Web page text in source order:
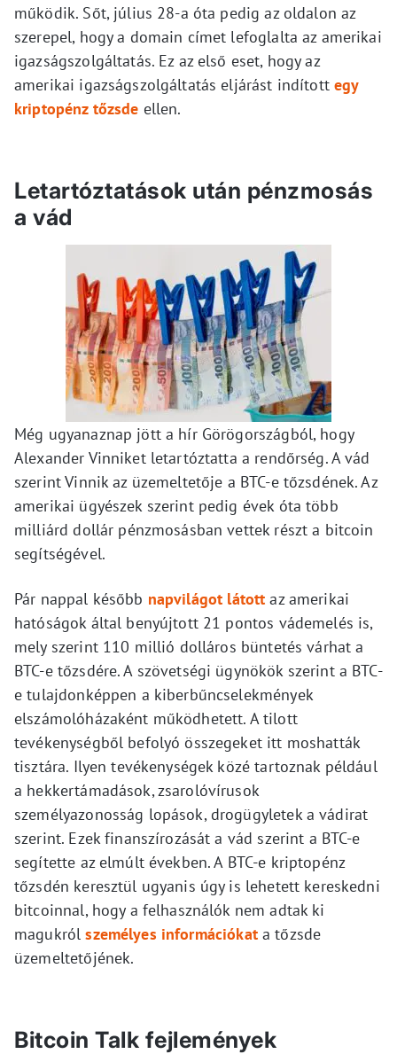
működik. Sőt, július 28-a óta pedig az oldalon az
szerepel, hogy a domain címet lefoglalta az amerikai
igazságszolgáltatás. Ez az első eset, hogy az
amerikai igazságszolgáltatás eljárást indítottegy
kriptopénz tőzsde ellen.
Letartóztatások után pénzmosás
a vád
Még ugyanaznap jött a hír Görögországból, hogy
Alexander Vinniket letartóztatta a rendőrség. A vád
szerint Vinnik az üzemeltetője a BTC-e tőzsdének. Az
amerikai ügyészek szerint pedig évek óta több
milliárd dollár pénzmosásban vettek részt a bitcoin
segítségével.
Pár nappal később napvilágot látott az amerikai
hatóságok által benyújtott 21 pontos vádemelés is,
mely szerint 110 millió dolláros büntetés várhat a
BTC-e tőzsdére. A szövetségi ügynökök szerint a BTC-
e tulajdonképpen a kiberbűncselekmények
elszámolóházaként működhetett. A tilott
tevékenységből befolyó összegeket itt moshatták
tisztára. Ilyen tevékenységek közé tartoznak például
a hekkertámadások, zsarolóvírusok
személyazonosság lopások, drogügyletek a vádirat
szerint. Ezek finanszírozását a vád szerint a BTC-e
segítette az elmúlt években. A BTC-e kriptopénz
tőzsdén keresztül ugyanis úgy is lehetett kereskedni
bitcoinnal, hogy a felhasználók nem adtak ki
magukrólszemélyes információkata tőzsde
üzemeltetőjének.
Bitcoin Talk fejlemények